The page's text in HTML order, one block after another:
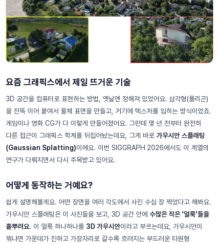
요즘 그래픽스에서 제일 뜨거운 기술
3D 공간을 컴퓨터로 표현하는 방법, 옛날엔 정해져 있었어요. 삼각형(폴리곤)
을 잔뜩 이어 붙여서 물체 표면을 만들고, 거기에 텍스처를 입히는 방식이었죠.
게임이나 영화 CG가 다 이렇게 만들어졌어요. 그런데 몇 년 전부터 완전히
다른 접근이 그래픽스 학계를 뒤집어놨는데요, 그게 바로 가우시안 스플래팅
(Gaussian Splatting)이에요. 이번 SIGGRAPH 2026에서도 이 계열의
연구가 다뤄지면서 다시 주목받고 있어요.
어떻게 동작하는 거예요?
쉽게 설명해볼게요. 어떤 장면을 여러 각도에서 사진 수십 장 찍었다고 해봐요.
가우시안 스플래팅은 이 사진들을 보고, 3D 공간 안에 수많은 작은 '얼룩'들을
흩뿌려요. 이 얼룩 하나하나를 3D 가우시안이라고 부르는데요, 가우시안이
뭐냐면 가운데가 진하고 가장자리로 갈수록 흐려지는 부드러운 타원형